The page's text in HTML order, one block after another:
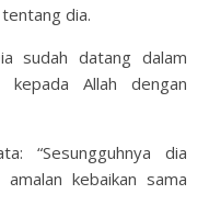
dia.
sudah datang dalam
kepada Allah dengan
“Sesungguhnya dia
kebaikan sama